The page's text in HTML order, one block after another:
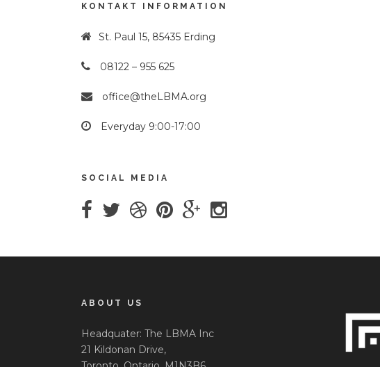
KONTAKT INFORMATION
St. Paul 15, 85435 Erding
08122 – 955 625
office@theLBMA.org
Everyday 9:00-17:00
SOCIAL MEDIA
ABOUT US
Headquater: The LBMA Inc
21 Kildonan Drive,